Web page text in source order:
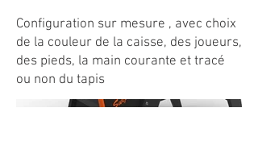
Configuration sur mesure , avec choix
de la couleur de la caisse, des joueurs,
des pieds, la main courante et tracé
ou non du tapis